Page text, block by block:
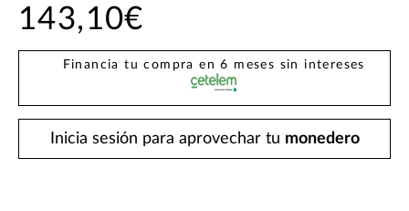
143,10€
Financia tu compra en 6 meses sin intereses
Inicia sesión para aprovechar tu monedero